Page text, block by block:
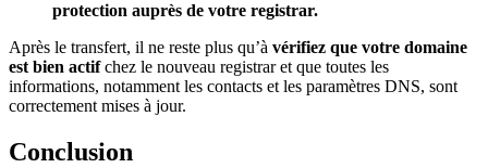
protection auprès de votre registrar.
Après le transfert, il ne reste plus qu’à vérifiez que votre domaine
est bien actifchez le nouveau registrar et que toutes les
informations, notamment les contacts et les paramètres DNS, sont
correctement mises à jour.
Conclusion